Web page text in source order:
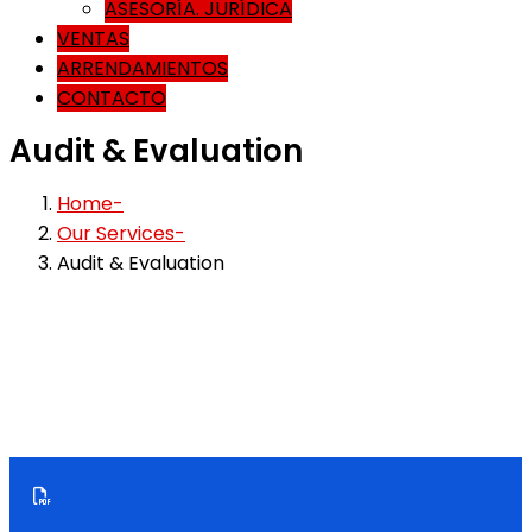
ASESORÍA. JURÍDICA
VENTAS
ARRENDAMIENTOS
CONTACTO
Audit & Evaluation
Home
Our Services
Audit & Evaluation